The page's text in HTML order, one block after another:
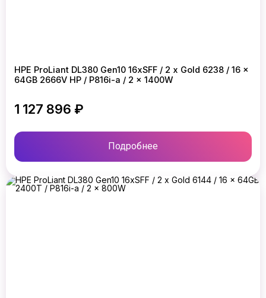
HPE ProLiant DL380 Gen10 16xSFF / 2 x Gold 6238 / 16 x
64GB 2666V HP / P816i-a / 2 x 1400W
1 127 896 ₽
Подробнее